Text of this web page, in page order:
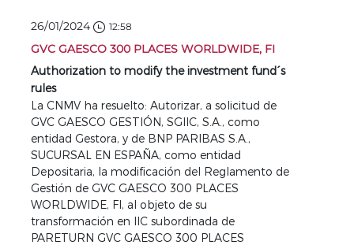
26/01/2024 12:58
GVC GAESCO 300 PLACES WORLDWIDE, FI
Authorization to modify the investment fund´s
rules
La CNMV ha resuelto: Autorizar, a solicitud de
GVC GAESCO GESTIÓN, SGIIC, S.A., como
entidad Gestora, y de BNP PARIBAS S.A.,
SUCURSAL EN ESPAÑA, como entidad
Depositaria, la modificación del Reglamento de
Gestión de GVC GAESCO 300 PLACES
WORLDWIDE, FI, al objeto de su
transformación en IIC subordinada de
PARETURN GVC GAESCO 300 PLACES